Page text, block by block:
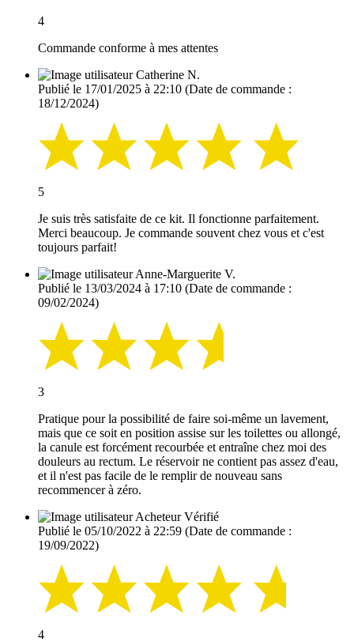
4
Commande conforme à mes attentes
Catherine N.
Publié le 17/01/2025 à 22:10 (Date de commande :
18/12/2024)
5
Je suis très satisfaite de ce kit. Il fonctionne parfaitement.
Merci beaucoup. Je commande souvent chez vous et c'est
toujours parfait!
Anne-Marguerite V.
Publié le 13/03/2024 à 17:10 (Date de commande :
09/02/2024)
3
Pratique pour la possibilité de faire soi-même un lavement,
mais que ce soit en position assise sur les toilettes ou allongé,
la canule est forcément recourbée et entraîne chez moi des
douleurs au rectum. Le réservoir ne contient pas assez d'eau,
et il n'est pas facile de le remplir de nouveau sans
recommencer à zéro.
Acheteur Vérifié
Publié le 05/10/2022 à 22:59 (Date de commande :
19/09/2022)
4